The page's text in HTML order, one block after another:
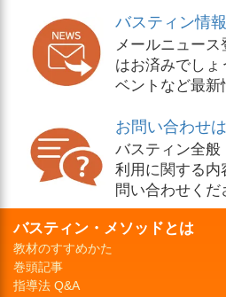
バスティン情
メールニュー
はお済みでしょ
ベントなど最新
お問い合わせ
バスティン全般
利用に関する
問い合わせくだ
バスティン・メソッドとは
教材のすすめかた
巻頭記事
指導法 Q&A